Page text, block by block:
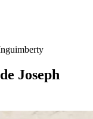
Joseph